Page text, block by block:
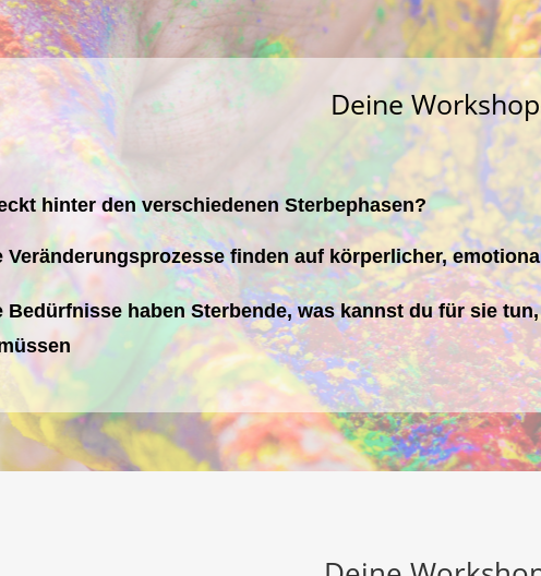
Deine
hinter den verschiedenen Sterbephasen?
Veränderungsprozesse finden auf körperlicher,
Bedürfnisse haben Sterbende, was kannst du für sie